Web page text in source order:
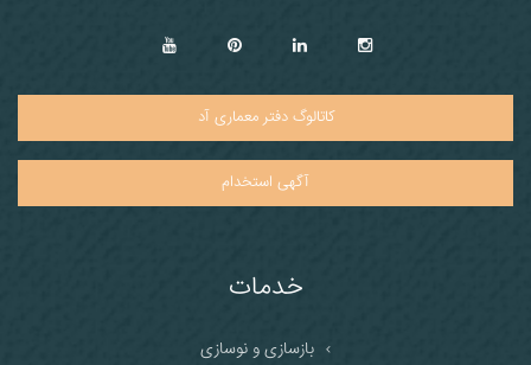
کاتالوگ دفتر معماری آد
آگهی استخدام
خدمات
بازسازی و نوسازی